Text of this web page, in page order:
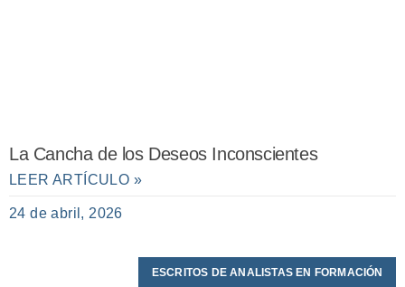
La Cancha de los Deseos Inconscientes
LEER ARTÍCULO »
24 de abril, 2026
ESCRITOS DE ANALISTAS EN FORMACIÓN